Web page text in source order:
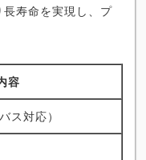
寿命を実現し、プ
容
ス対応）